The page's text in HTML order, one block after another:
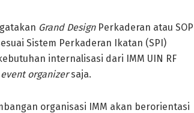
Grand DesignPerkaderan atau SOP
Sistem Perkaderan Ikatan (SPI)
internalisasi dari IMM UIN RF
event organizersaja.
organisasi IMM akan berorientasi